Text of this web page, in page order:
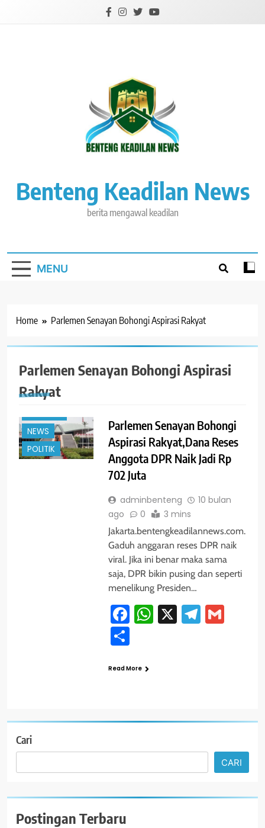
Benteng Keadilan News
berita mengawal keadilan
MENU
Home Parlemen Senayan Bohongi Aspirasi Rakyat
Parlemen Senayan Bohongi Aspirasi
Rakyat
#TRENDING
HUKUM
NEWS
POLITIK
Parlemen Senayan Bohongi
Aspirasi Rakyat,Dana Reses
Anggota DPR Naik Jadi Rp
702 Juta
adminbenteng
10 bulan
ago
0 3 mins
Jakarta.bentengkeadilannews.com.
Gaduh anggaran reses DPR naik
viral. Jika ini benar maka sama
saja, DPR bikin pusing dan seperti
menelikung Presiden…
Facebook
WhatsApp
X
Share
Read More
Cari
CARI
Postingan Terbaru